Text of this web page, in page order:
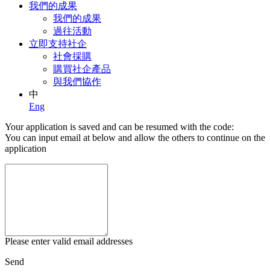
我們的成果
我們的成果
過往活動
立即支持社企
社會採購
購買社企產品
與我們協作
中
Eng
Your application is saved and can be resumed with the code:
You can input email at below and allow the others to continue on the
application
Please enter valid email addresses
Send